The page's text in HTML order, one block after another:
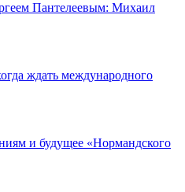
Пантелеевым: Михаил
ждать международного
и будущее «Нормандского